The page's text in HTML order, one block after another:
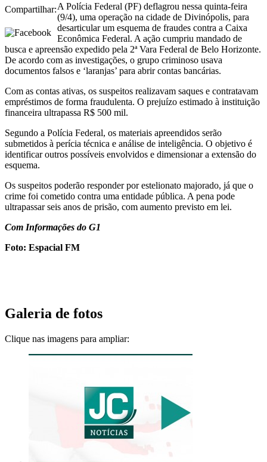
Compartilhar:A Polícia Federal (PF) deflagrou nessa quinta-feira
(9/4), uma operação na cidade de Divinópolis, para
desarticular um esquema de fraudes contra a Caixa
Econômica Federal. A ação cumpriu mandado de
busca e apreensão expedido pela 2ª Vara Federal de Belo Horizonte.
De acordo com as investigações, o grupo criminoso usava
documentos falsos e ‘laranjas’ para abrir contas bancárias.
Com as contas ativas, os suspeitos realizavam saques e contratavam
empréstimos de forma fraudulenta. O prejuízo estimado à instituição
financeira ultrapassa R$ 500 mil.
Segundo a Polícia Federal, os materiais apreendidos serão
submetidos à perícia técnica e análise de inteligência. O objetivo é
identificar outros possíveis envolvidos e dimensionar a extensão do
esquema.
Os suspeitos poderão responder por estelionato majorado, já que o
crime foi cometido contra uma entidade pública. A pena pode
ultrapassar seis anos de prisão, com aumento previsto em lei.
Com Informações do G1
Foto: Espacial FM
Galeria de fotos
Clique nas imagens para ampliar: